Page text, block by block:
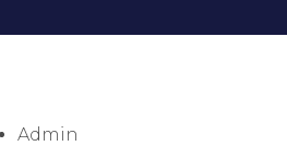
Admin